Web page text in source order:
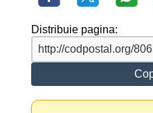
Distribuie pagina: